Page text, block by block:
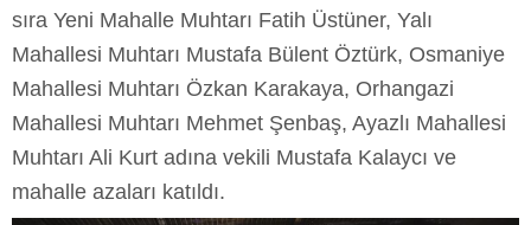
sıra Yeni Mahalle Muhtarı Fatih Üstüner, Yalı
Mahallesi Muhtarı Mustafa Bülent Öztürk, Osmaniye
Mahallesi Muhtarı Özkan Karakaya, Orhangazi
Mahallesi Muhtarı Mehmet Şenbaş, Ayazlı Mahallesi
Muhtarı Ali Kurt adına vekili Mustafa Kalaycı ve
mahalle azaları katıldı.